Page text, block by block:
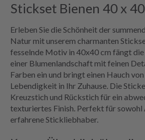
Stickset Bienen 40 x
Erleben Sie die Schönheit der
Natur mit unserem charmanten
fesselnde Motiv in 40x40 cm fängt die
einer Blumenlandschaft mit feinen
Farben ein und bringt einen Hauch
Lebendigkeit in Ihr Zuhause. Die
Kreuzstich und Rückstich für ein
texturiertes Finish. Perfekt für sowohl
erfahrene Stickliebhaber.